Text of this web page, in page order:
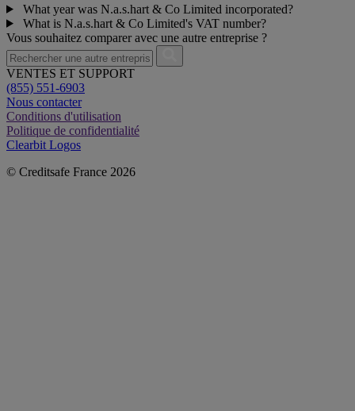
What year was N.a.s.hart & Co Limited incorporated?
What is N.a.s.hart & Co Limited's VAT number?
Vous souhaitez comparer avec une autre entreprise ?
VENTES ET SUPPORT
(855) 551-6903
Nous contacter
Conditions d'utilisation
Politique de confidentialité
Clearbit Logos
© Creditsafe France 2026